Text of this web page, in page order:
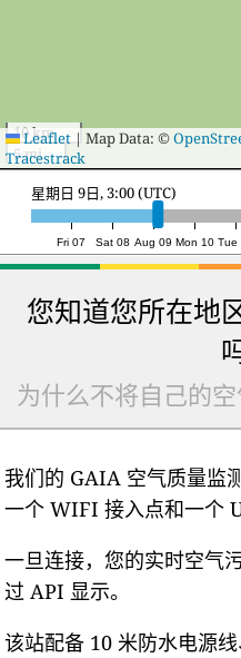
10 km
5 mi
Leaflet| Map Data: ©
Tracestrack
Fri 07 Sat 08 Aug 09 Mon 10 Tue
星期日 9日, 20:00 (UTC)
您知道您所在地
为什么不将自己的
我们的 GAIA 空气质量监
一个 WIFI 接入点和一个
一旦连接，您的实时空气
过 API 显示。
该站配备 10 米防水电源